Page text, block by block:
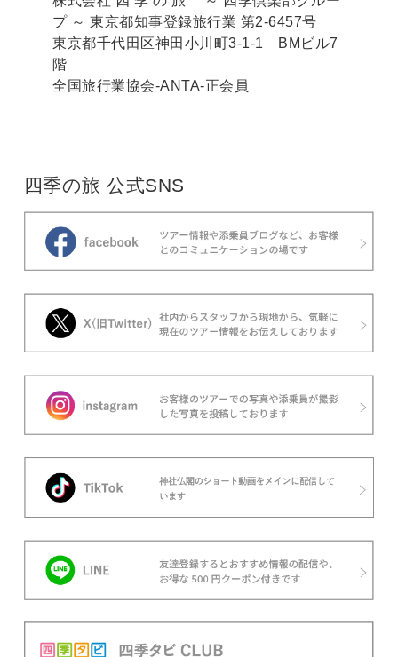
プ ～ 東京都知事登録旅行業 第2-6457号
東京都千代田区神田小川町3-1-1 BMビル7
階
全国旅行業協会-ANTA-正会員
四季の旅 公式SNS